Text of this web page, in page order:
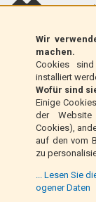
Wir
machen.
Cookies
installiert
Wofür sind
Einige
der Website
Cookies),
auf den vom
zu
... Lesen Sie
ogener Daten
scalapay
Klarna (nur